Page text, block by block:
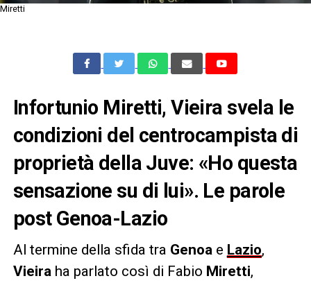
Miretti
Infortunio Miretti, Vieira svela le
condizioni del centrocampista di
proprietà della Juve: «Ho questa
sensazione su di lui». Le parole
post Genoa-Lazio
Al termine della sfida tra Genoae Lazio,
Vieiraha parlato così di Fabio Miretti,